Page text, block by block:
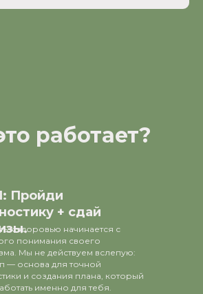
к здоровью начинается с
понимания своего
Мы не действуем вслепую:
— основа для точной
и создания плана, который
именно для тебя.
Пройди
+ сдай
работает?